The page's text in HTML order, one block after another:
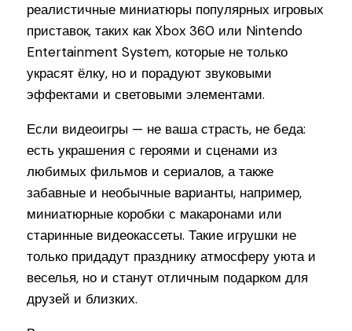
реалистичные миниатюры популярных игровых
приставок, таких как Xbox 360 или Nintendo
Entertainment System, которые не только
украсят ёлку, но и порадуют звуковыми
эффектами и световыми элементами.
Если видеоигры — не ваша страсть, не беда:
есть украшения с героями и сценами из
любимых фильмов и сериалов, а также
забавные и необычные варианты, например,
миниатюрные коробки с макаронами или
старинные видеокассеты. Такие игрушки не
только придадут празднику атмосферу уюта и
веселья, но и станут отличным подарком для
друзей и близких.